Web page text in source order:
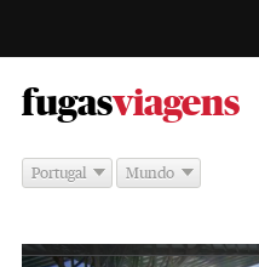
fugas -
viagens
Portugal Mundo